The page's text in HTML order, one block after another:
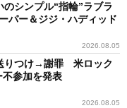
シンプル“指輪”ラブラ
パー＆ジジ・ハディッド
2026.08.05
りつけ→謝罪 米ロック
参加を発表
2026.08.05